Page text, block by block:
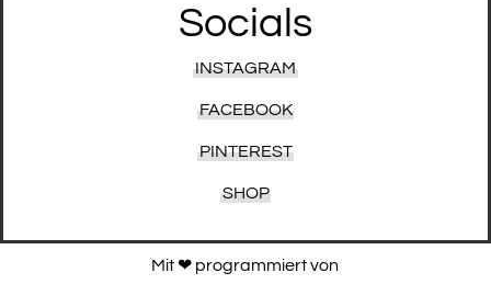
Socials
INSTAGRAM
FACEBOOK
PINTEREST
SHOP
Mit ❤︎ programmiert von